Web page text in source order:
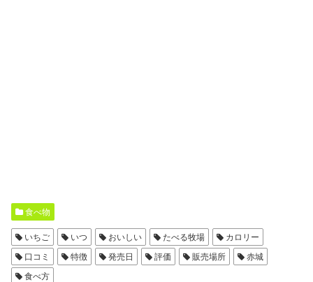
食べ物
いちご いつ おいしい たべる牧場
カロリー
口コミ
特徴 発売日 評価 販売場所
赤城
食べ方